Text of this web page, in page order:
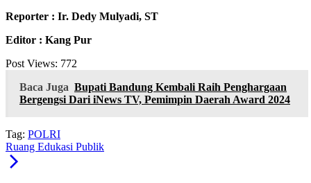
Reporter : Ir. Dedy Mulyadi, ST
Editor : Kang Pur
Post Views: 772
Baca Juga Bupati Bandung Kembali Raih Penghargaan
Bergengsi Dari iNews TV, Pemimpin Daerah Award 2024
Tag: POLRI
Ruang Edukasi Publik